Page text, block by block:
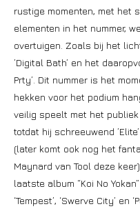
rustige momenten, met het
elementen in het nummer,
overtuigen. Zoals bij het
’Digital Bath’ en het
Prty’. Dit nummer is het
hekken voor het podium
veilig speelt met het
totdat hij schreeuwend
(later komt ook nog het
Maynard van Tool deze
laatste album “Koi No
‘Tempest’, ‘Swerve City’